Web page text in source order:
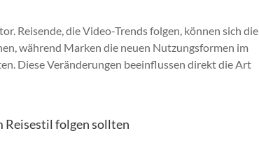
Reisende, die Video-Trends folgen, können sich die
während Marken die neuen Nutzungsformen im
Diese Veränderungen beeinflussen direkt die Art
Reisestil folgen sollten